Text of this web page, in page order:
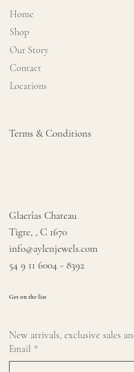
Home
Shop
Our Story
Contact
Locations
Terms & Conditions
Glaerîas Chateau
Tigre, , C 1670
info@aylenjewels.com
54 9 11 6004 - 8392
Get on the list
New arrivals, exclusive sales
Email *